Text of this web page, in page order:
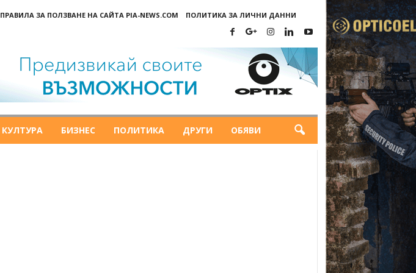
ПРАВИЛА ЗА ПОЛЗВАНЕ НА САЙТА PIA-NEWS.COM ПОЛИТИКА ЗА ЛИЧНИ ДАННИ
КУЛТУРА БИЗНЕС ПОЛИТИКА ДРУГИ ОБЯВИ